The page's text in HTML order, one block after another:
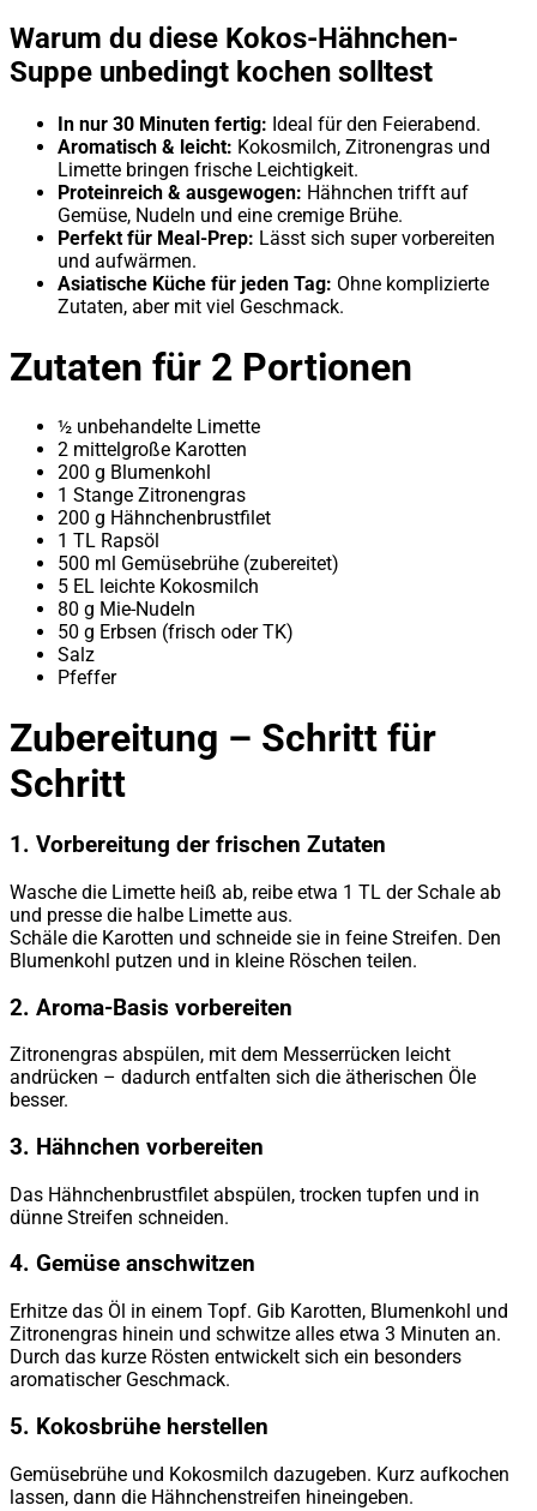
Warum du diese Kokos-Hähnchen-
Suppe unbedingt kochen solltest
In nur 30 Minuten fertig: Ideal für den Feierabend.
Aromatisch & leicht: Kokosmilch, Zitronengras und
Limette bringen frische Leichtigkeit.
Proteinreich & ausgewogen: Hähnchen trifft auf
Gemüse, Nudeln und eine cremige Brühe.
Perfekt für Meal-Prep: Lässt sich super vorbereiten
und aufwärmen.
Asiatische Küche für jeden Tag: Ohne komplizierte
Zutaten, aber mit viel Geschmack.
Zutaten für 2 Portionen
½ unbehandelte Limette
2 mittelgroße Karotten
200 g Blumenkohl
1 Stange Zitronengras
200 g Hähnchenbrustfilet
1 TL Rapsöl
500 ml Gemüsebrühe (zubereitet)
5 EL leichte Kokosmilch
80 g Mie-Nudeln
50 g Erbsen (frisch oder TK)
Salz
Pfeffer
Zubereitung – Schritt für
Schritt
1. Vorbereitung der frischen Zutaten
Wasche die Limette heiß ab, reibe etwa 1 TL der Schale ab
und presse die halbe Limette aus.
Schäle die Karotten und schneide sie in feine Streifen. Den
Blumenkohl putzen und in kleine Röschen teilen.
2. Aroma-Basis vorbereiten
Zitronengras abspülen, mit dem Messerrücken leicht
andrücken – dadurch entfalten sich die ätherischen Öle
besser.
3. Hähnchen vorbereiten
Das Hähnchenbrustfilet abspülen, trocken tupfen und in
dünne Streifen schneiden.
4. Gemüse anschwitzen
Erhitze das Öl in einem Topf. Gib Karotten, Blumenkohl und
Zitronengras hinein und schwitze alles etwa 3 Minuten an.
Durch das kurze Rösten entwickelt sich ein besonders
aromatischer Geschmack.
5. Kokosbrühe herstellen
Gemüsebrühe und Kokosmilch dazugeben. Kurz aufkochen
lassen, dann die Hähnchenstreifen hineingeben.